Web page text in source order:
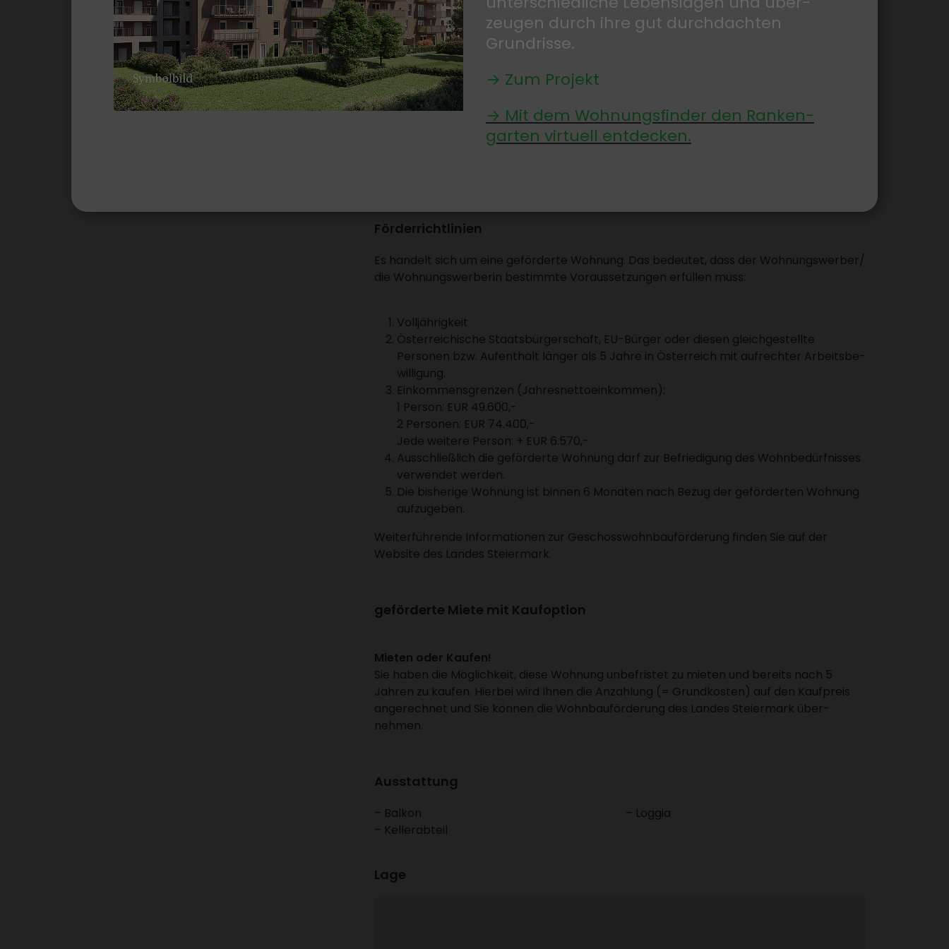
Photo­vol­taik
Fern­wärme, Fußbo­den­hei­zung
Tief­ga­rage, Lift
begrünter Dach­garten
einge­rich­teter Kinder­spiel­platz
Wohn­raum­lüf­tung (teil­weise)
Keller­ab­teile, Fahr­ra­dab­stell­raum im UG
Müll­raum, Kinder­wa­gen­ab­stell­raum im EG
Laut 1. Kalku­la­tion vom 19.11.2024
Förder­richt­li­nien
Es handelt sich um eine geför­derte Wohnung. Das bedeutet, dass der Wohnungs­werber/​
die Wohnungs­wer­berin bestimmte Voraus­set­zungen erfüllen muss:
Voll­jäh­rig­keit
Öster­rei­chi­sche Staats­bür­ger­schaft, EU-Bürger oder diesen gleich­ge­stellte
Personen bzw. Aufent­halt länger als 5 Jahre in Öster­reich mit aufrechter Arbeits­be­
wil­li­gung.
Einkom­mens­grenzen (Jahres­net­to­ein­kommen):
1 Person: EUR 49.600,-
2 Personen: EUR 74.400,-
Jede weitere Person: + EUR 6.570,-
Ausschließ­lich die geför­derte Wohnung darf zur Befrie­di­gung des Wohn­be­dürf­nisses
verwendet werden.
Die bishe­rige Wohnung ist binnen 6 Monaten nach Bezug der geför­derten Wohnung
aufzu­geben.
Weiter­füh­rende Infor­ma­tionen zur Geschoss­wohn­bau­för­de­rung finden Sie auf der
Website des Landes Stei­er­mark.
geför­derte Miete mit Kauf­op­tion
Mieten oder Kaufen!
Sie haben die Möglich­keit, diese Wohnung unbe­fristet zu mieten und bereits nach 5
Jahren zu kaufen. Hierbei wird Ihnen die Anzah­lung (= Grund­kosten) auf den Kauf­preis
ange­rechnet und Sie können die Wohn­bau­för­de­rung des Landes Stei­er­mark über­
nehmen.
Ausstat­tung
Balkon
Keller­ab­teil
Loggia
Lage
zeugen durch ihre gut durch­dachten
Grund­risse.
→ Zum Projekt
→ Mit dem Wohnungs­finder den Ranken­
garten virtuell entde­cken.